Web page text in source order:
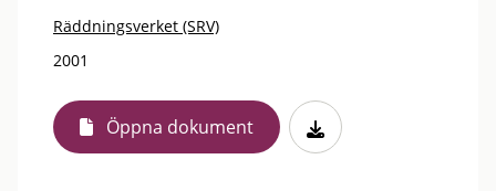
Räddningsverket (SRV)
2001
Öppna dokument